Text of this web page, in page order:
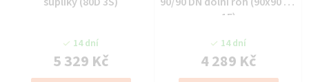
14 dní
5 329 Kč
1F)
14 dní
4 289 Kč